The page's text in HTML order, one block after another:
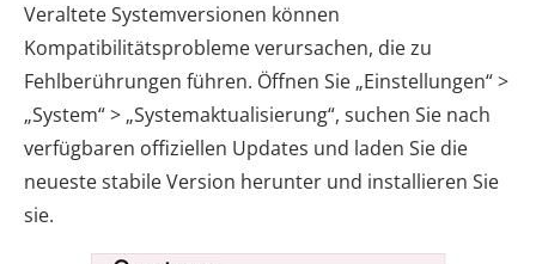
Veraltete Systemversionen können
Kompatibilitätsprobleme verursachen, die zu
Fehlberührungen führen. Öffnen Sie „Einstellungen“ >
„System“ > „Systemaktualisierung“, suchen Sie nach
verfügbaren offiziellen Updates und laden Sie die
neueste stabile Version herunter und installieren Sie
sie.